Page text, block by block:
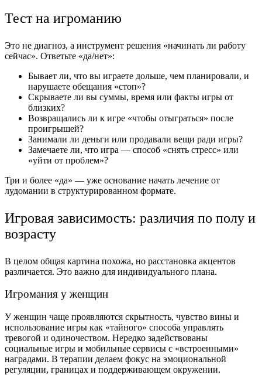
Тест на игроманию
Это не диагноз, а инструмент решения «начинать ли работу
сейчас». Ответьте «да/нет»:
Бывает ли, что вы играете дольше, чем планировали, и
нарушаете обещания «стоп»?
Скрываете ли вы суммы, время или факты игры от
близких?
Возвращались ли к игре «чтобы отыграться» после
проигрышей?
Занимали ли деньги или продавали вещи ради игры?
Замечаете ли, что игра — способ «снять стресс» или
«уйти от проблем»?
Три и более «да» — уже основание начать лечение от
лудомании в структурированном формате.
Игровая зависимость: различия по полу и
возрасту
В целом общая картина похожа, но расстановка акцентов
различается. Это важно для индивидуального плана.
Игромания у женщин
У женщин чаще проявляются скрытность, чувство вины и
использование игры как «тайного» способа управлять
тревогой и одиночеством. Нередко задействованы
социальные игры и мобильные сервисы с «встроенными»
наградами. В терапии делаем фокус на эмоциональной
регуляции, границах и поддерживающем окружении.